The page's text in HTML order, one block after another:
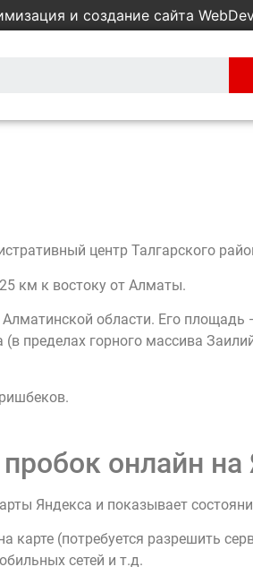
и создание сайта
центр Талгарского
км к востоку от Алматы.
области. Его
пределах горного массива
онлайн на
Яндекса и показывает
карте (потребуется разрешить
сетей и т.д.